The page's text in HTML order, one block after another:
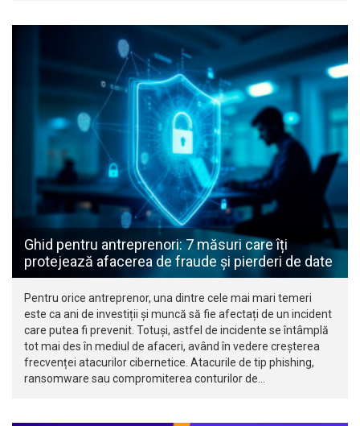
Ghid pentru antreprenori: 7 măsuri care îți
protejează afacerea de fraude și pierderi de date
Pentru orice antreprenor, una dintre cele mai mari temeri
este ca ani de investiții și muncă să fie afectați de un incident
care putea fi prevenit. Totuși, astfel de incidente se întâmplă
tot mai des în mediul de afaceri, având în vedere creșterea
frecvenței atacurilor cibernetice. Atacurile de tip phishing,
ransomware sau compromiterea conturilor de…